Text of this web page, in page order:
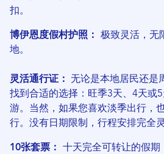
扣。
博伊恩度假村护照： 极致灵活，无
地。
灵活通行证：
无论是本地居民还是
找到合适的选择：旺季3天、4天或
游。当然，如果您喜欢淡季出行，
行。没有日期限制，行程安排完全灵
10张套票： 十天完全可转让的假